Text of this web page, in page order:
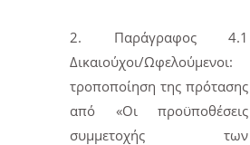
2. Παράγραφος 4.1
Δικαιούχοι/Ωφελούμενοι:
τροποποίηση της πρότασης
από «Οι προϋποθέσεις
συμμετοχής των